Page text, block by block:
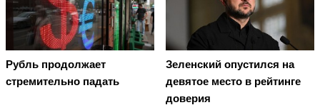
Рубль продолжает
стремительно падать
Зеленский опустился на
девятое место в рейтинге
доверия